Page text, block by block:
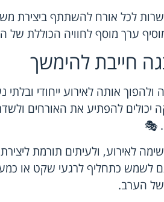
לכל אורח להשתתף ביצירת
ערך מוסף לחוויה הכוללת של
חייבת להימשך
ולהפוך אותה לאירוע ייחודי ובלתי
יכולים להפתיע את האורחים
🎭
לאירוע, ולעיתים תורמת ליצירת
לשמש כתחליף לרגעי שקט או
של הערב.